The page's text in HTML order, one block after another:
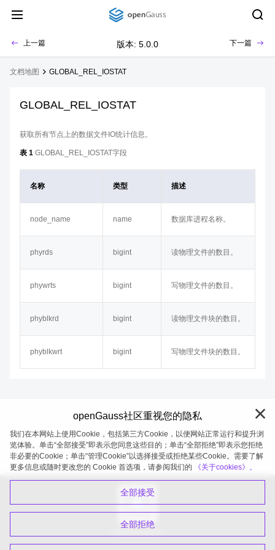
上一篇 版本: 5.0.0 下一篇
文档地图 GLOBAL_REL_IOSTAT
GLOBAL_REL_IOSTAT
获取所有节点上的数据文件IO统计信息。
表 1 GLOBAL_REL_IOSTAT字段
名称 类型 描述
node_name name 数据库进程名称。
phyrds bigint 读物理文件的数目。
phywrts bigint 写物理文件的数目。
phyblkrd bigint 读物理文件块的数目。
phyblkwrt bigint 写物理文件块的数目。
openGauss 2026-08-05 20:27:52
openGauss社区重视您的隐私
我们在本网站上使用Cookie，包括第三方Cookie，以便网站正常运行和提升浏
览体验。单击“全部接受”即表示您同意这些目的；单击“全部拒绝”即表示您拒绝
非必要的Cookie；单击“管理Cookie”以选择接受或拒绝某些Cookie。需要了解
更多信息或随时更改您的 Cookie 首选项，请参阅我们的
《关于cookies》。
全部接受
全部拒绝